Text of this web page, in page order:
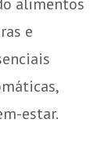
e
estar.